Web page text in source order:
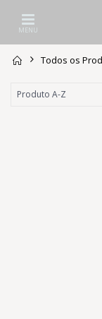
MENU
Todos os